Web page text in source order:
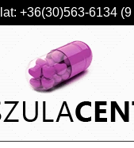
+36(30)563-6134